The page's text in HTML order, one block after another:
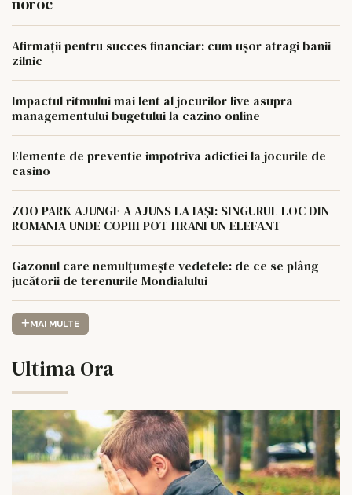
Afirmații pentru succes financiar: cum ușor atragi banii
zilnic
Impactul ritmului mai lent al jocurilor live asupra
managementului bugetului la cazino online
Elemente de preventie impotriva adictiei la jocurile de
casino
ZOO PARK AJUNGE A AJUNS LA IAȘI: SINGURUL LOC DIN
ROMANIA UNDE COPIII POT HRANI UN ELEFANT
Gazonul care nemulțumește vedetele: de ce se plâng
jucătorii de terenurile Mondialului
MAI MULTE
Ultima Ora